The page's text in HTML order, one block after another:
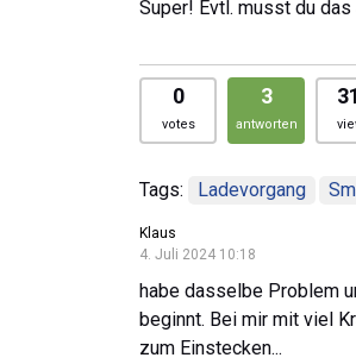
Super! Evtl. musst du
0
votes
3
antworten
Tags: Ladevorgang
Klaus
4. Juli 2024 10:18
habe dasselbe Problem
beginnt. Bei mir mit viel
zum Einstecken...